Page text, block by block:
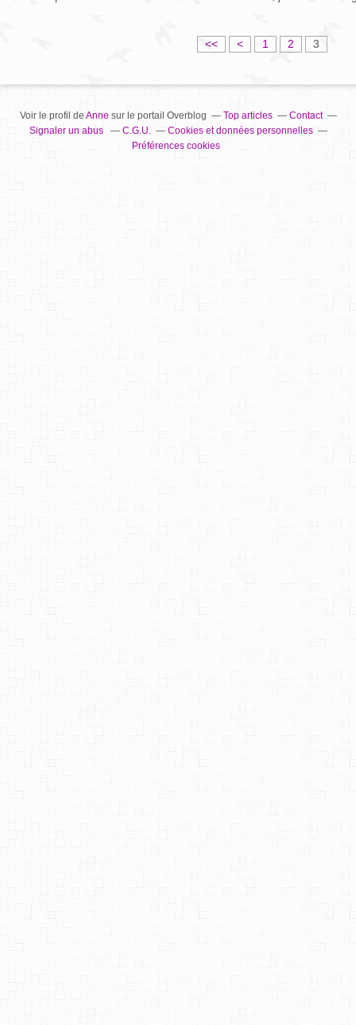
<< < 1 2 3
Voir le profil de Annesur le portail Overblog Top articles
Contact
Signaler un abus
C.G.U.
Cookies et données personnelles
Préférences cookies